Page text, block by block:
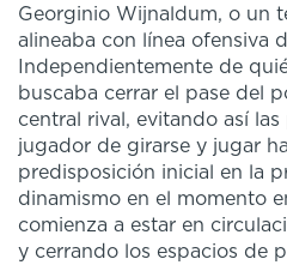
Georginio Wijnaldum, o un
alineaba con línea ofensiva
Independientemente de
buscaba cerrar el pase del
central rival, evitando así
jugador de girarse y jugar
predisposición inicial en la
dinamismo en el momento
comienza a estar en
y cerrando los espacios de